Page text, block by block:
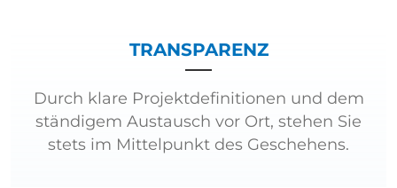
TRANSPARENZ
Durch klare Projektdefinitionen und dem
ständigem Austausch vor Ort, stehen Sie
stets im Mittelpunkt des Geschehens.